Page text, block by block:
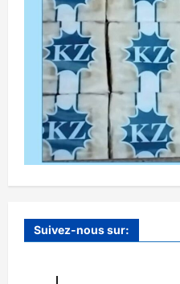
Suivez-nous sur: